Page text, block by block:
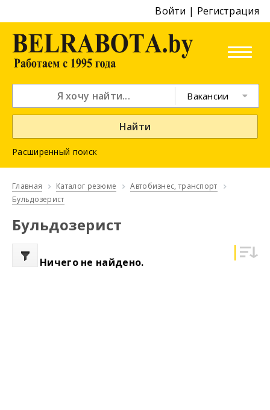
Войти | Регистрация
Вакансии
Найти
Расширенный поиск
Главная Каталог резюме
Автобизнес, транспорт
Бульдозерист
Бульдозерист
Ничего не найдено.